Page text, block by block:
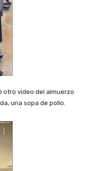
otro video del almuerzo
una sopa de pollo.